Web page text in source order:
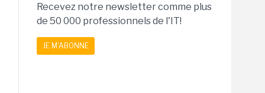
Recevez notre newsletter comme plus
de 50 000 professionnels de l'IT!
JE M'ABONNE